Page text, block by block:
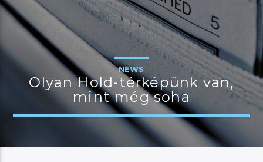
MOST ADÁSBAN
MannaFM
JELENLEGI MŰSOR
MANNA HITS
NEWS
Olyan Hold-térképünk van,
mint még soha